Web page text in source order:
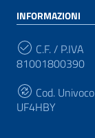
INFORMAZIONI
C.F. / P.IVA
81001800390
Cod. Univoco
UF4HBY